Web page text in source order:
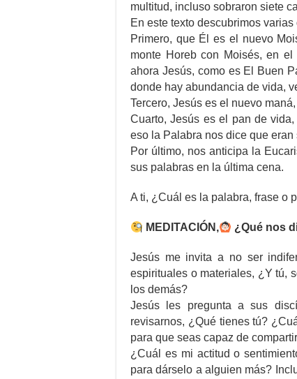
multitud, incluso sobraron siete
En este texto descubrimos
Primero, que Él es el nuevo
monte Horeb con Moisés, en
ahora Jesús, como es El Buen
donde hay abundancia de vida,
Tercero, Jesús es el nuevo
Cuarto, Jesús es el pan de
eso la Palabra nos dice que
Por último, nos anticipa la
sus palabras en la última cena.
A ti, ¿Cuál es la palabra, frase o
MEDITACIÓN, ¿Qué nos
Jesús me invita a no ser
espirituales o materiales, ¿Y tú,
los demás?
Jesús les pregunta a sus
revisarnos, ¿Qué tienes tú?
para que seas capaz de
¿Cuál es mi actitud o
para dárselo a alguien más?